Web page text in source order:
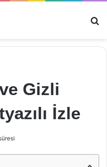
Gizli
İzle